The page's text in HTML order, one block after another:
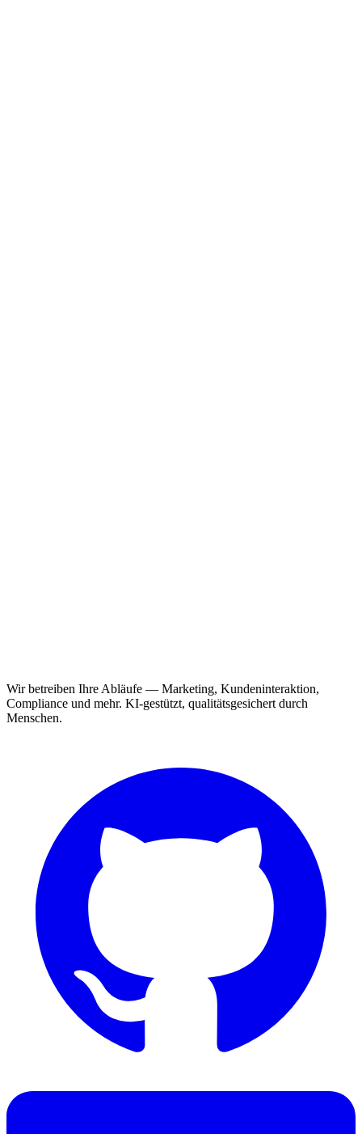
Wir betreiben Ihre Abläufe — Marketing, Kundeninteraktion,
Compliance und mehr. KI-gestützt, qualitätsgesichert durch
Menschen.